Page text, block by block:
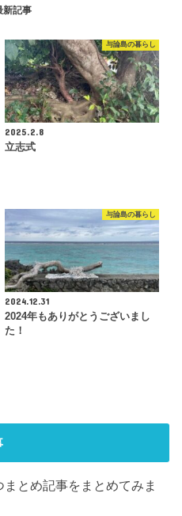
新記事
与論島の暮らし
2025.2.8
立志式
与論島の暮らし
2024.12.31
2024年もありがとうございまし
た！
とめ記事をまとめてみま